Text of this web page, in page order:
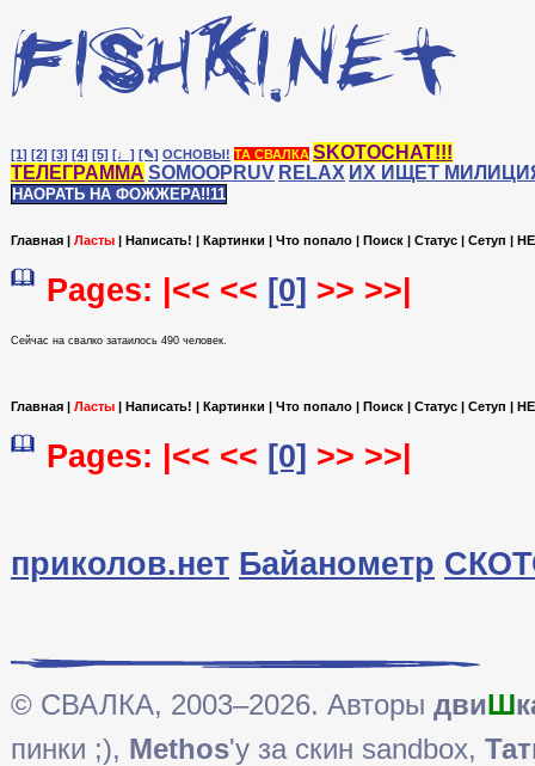
[1] [2] [3] [4] [5] [♩] [✎] ОСНОВЫ! ТА СВАЛКА SKOTOCHAT!!!
ТЕЛЕГРАММА SOMOOPRUV RELAX ИХ ИЩЕТ
НАОРАТЬ НА ФОЖЖЕРА!!11
Главная | Ласты | Написать! | Картинки | Что попало | Поиск | Статус | Сетуп |
Pages: |<< << [0] >> >>|
Сейчас на cвалко затаилось 490 человек.
Главная | Ласты | Написать! | Картинки | Что попало | Поиск | Статус | Сетуп |
Pages: |<< << [0] >> >>|
приколов.нет Байанометр
© СВАЛКА, 2003–2026. Авторы двиШ
пинки ;), Methos'у за скин sandbox,